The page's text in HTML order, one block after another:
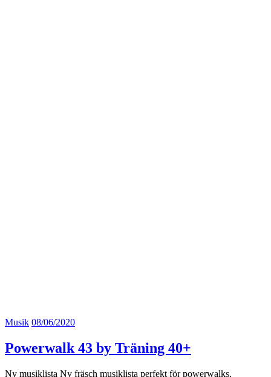
Musik 08/06/2020
Powerwalk 43 by Träning 40+
Ny musiklista Ny fräsch musiklista perfekt för powerwalks,